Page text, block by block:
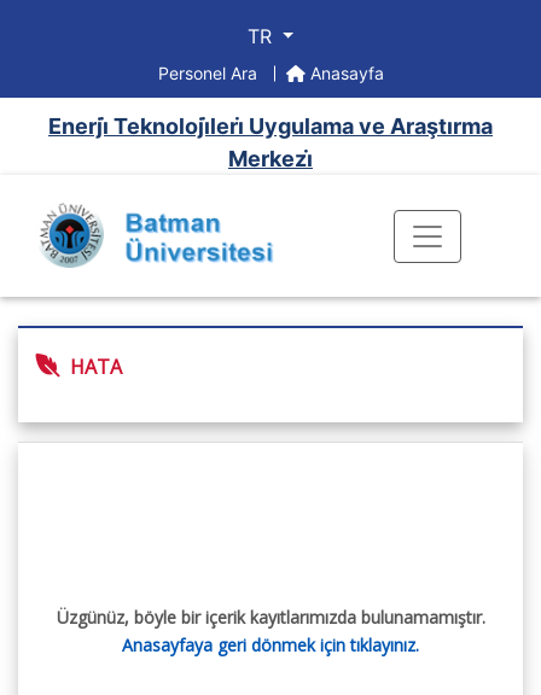
TR
Personel Ara Anasayfa
Enerji̇ Teknoloji̇leri̇ Uygulama ve Araştırma
Merkezi̇
HATA
Üzgünüz, böyle bir içerik kayıtlarımızda bulunamamıştır.
Anasayfaya geri dönmek için tıklayınız.